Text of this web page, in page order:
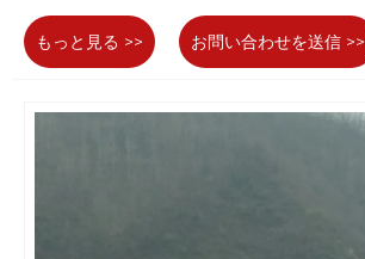
もっと見る >> お問い合わせを送信 >>